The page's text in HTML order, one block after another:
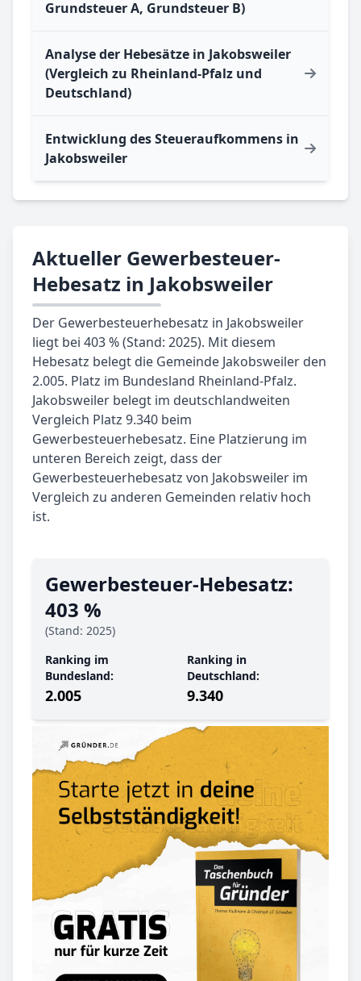
Grundsteuer A, Grundsteuer B)
Analyse der Hebesätze in Jakobsweiler
(Vergleich zu Rheinland-Pfalz und
Deutschland)
Entwicklung des Steueraufkommens in
Jakobsweiler
Aktueller Gewerbesteuer-
Hebesatz in Jakobsweiler
Der Gewerbesteuerhebesatz in Jakobsweiler
liegt bei 403 % (Stand: 2025). Mit diesem
Hebesatz belegt die Gemeinde Jakobsweiler den
2.005. Platz im Bundesland Rheinland-Pfalz.
Jakobsweiler belegt im deutschlandweiten
Vergleich Platz 9.340 beim
Gewerbesteuerhebesatz. Eine Platzierung im
unteren Bereich zeigt, dass der
Gewerbesteuerhebesatz von Jakobsweiler im
Vergleich zu anderen Gemeinden relativ hoch
ist.
Gewerbe­steuer-Hebe­satz:
403 %
(Stand: 2025)
Ranking im
Bundesland:
2.005
Ranking in
Deutschland:
9.340